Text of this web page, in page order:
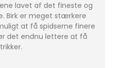
lavet af det fineste og
Birk er meget stærkere
at få spidserne finere
det endnu lettere at få